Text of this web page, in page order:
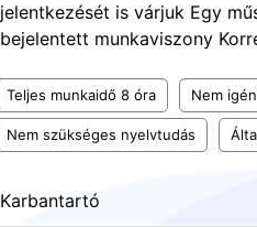
jelentkezését is várjuk Egy
bejelentett munkaviszony
Teljes munkaidő 8 óra Nem
Nem szükséges nyelvtudás
Karbantartó